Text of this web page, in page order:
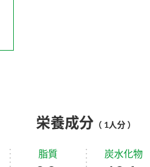
栄養成分 （ 1人分 ）
脂質 炭水化物